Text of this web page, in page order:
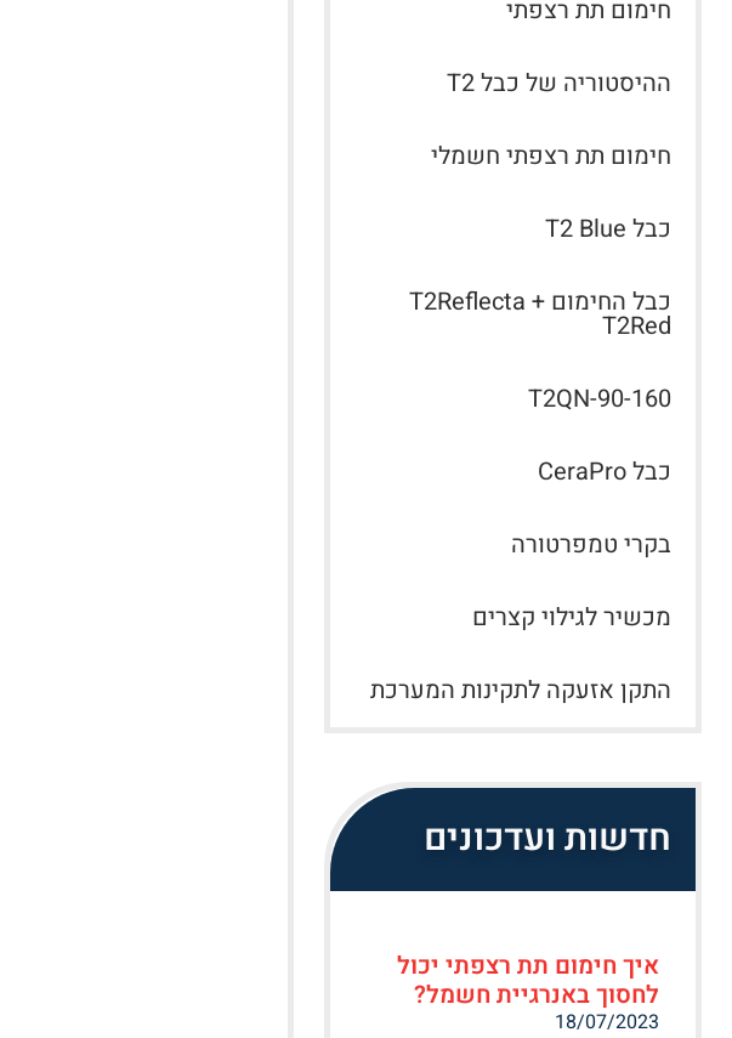
חימום תת רצפתי
ההיסטוריה של כבל T2
חימום תת רצפתי חשמלי
כבל T2 Blue
כבל החימום T2Reflecta +
T2Red
T2QN-90-160
כבל CeraPro
בקרי טמפרטורה
מכשיר לגילוי קצרים
התקן אזעקה לתקינות המערכת
חדשות ועדכונים
איך חימום תת רצפתי יכול
לחסוך באנרגיית חשמל?
18/07/2023